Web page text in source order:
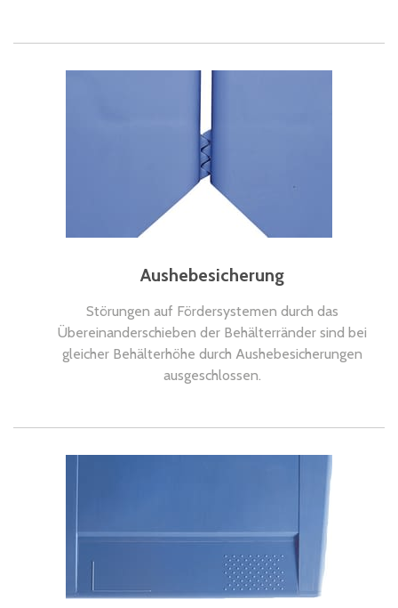
Aushebesicherung
Störungen auf Fördersystemen durch das
Übereinanderschieben der Behälterränder sind bei
gleicher Behälterhöhe durch Aushebesicherungen
ausgeschlossen.